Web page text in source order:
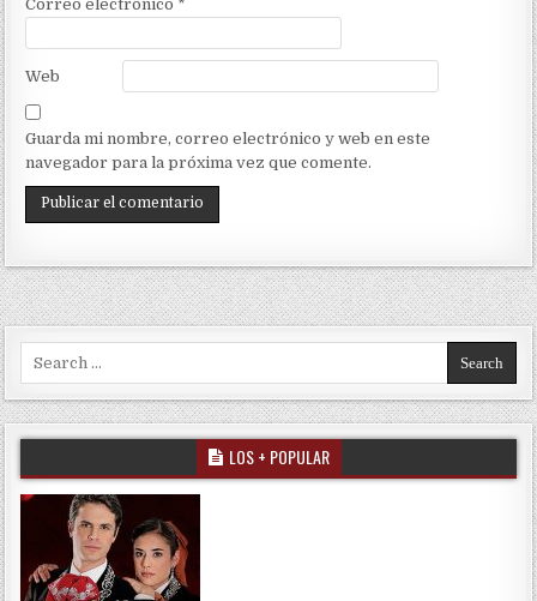
Correo electrónico *
Web
Guarda mi nombre, correo electrónico y web en este
navegador para la próxima vez que comente.
LOS + POPULAR